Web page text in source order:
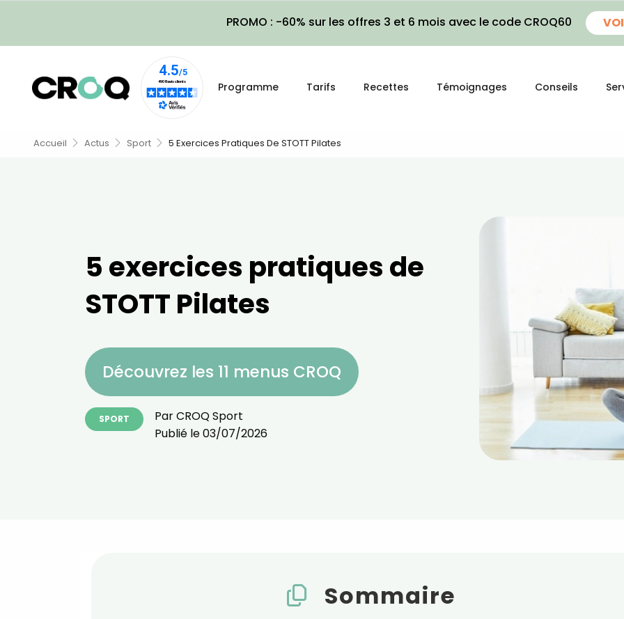
PROMO : -60% sur les offres 3 et 6 mois avec le code CROQ60
Programme Tarifs Recettes Témoignages Conseils
Accueil Actus Sport 5 Exercices Pratiques De STOTT Pilates
5 exercices pratiques de
STOTT Pilates
Découvrez les 11 menus CROQ
SPORT ParCROQ Sport
Publié le03/07/2026
Sommaire